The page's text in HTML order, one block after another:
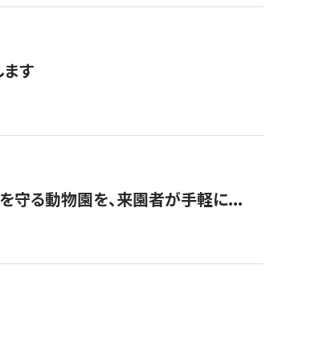
ます
守る動物園を、来園者が手軽に...